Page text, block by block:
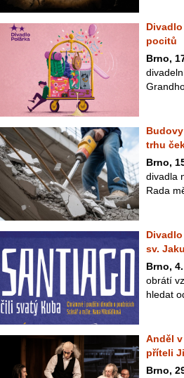
pocitů
Brno,
trhu
Brno,
divadla
Rada
sv.
Brno,
obrátí
hledat
Anděl
příteli
Brno,